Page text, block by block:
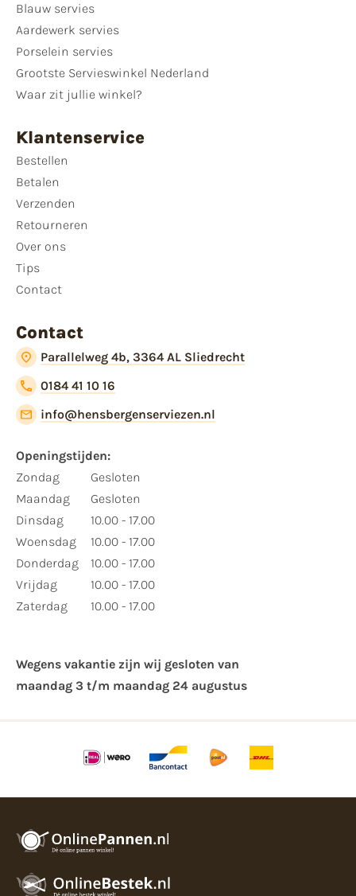
Blauw servies
Aardewerk servies
Porselein servies
Grootste Servieswinkel Nederland
Waar zit jullie winkel?
Klantenservice
Bestellen
Betalen
Verzenden
Retourneren
Over ons
Tips
Contact
Contact
Parallelweg 4b, 3364 AL Sliedrecht
0184 41 10 16
info@hensbergenserviezen.nl
Openingstijden:
Zondag
Maandag
Dinsdag
Woensdag
Donderdag
Vrijdag
Zaterdag
Gesloten
Gesloten
10.00 - 17.00
10.00 - 17.00
10.00 - 17.00
10.00 - 17.00
10.00 - 17.00
Wegens vakantie zijn wij gesloten van ​
maandag 3 t/m maandag 24 augustus